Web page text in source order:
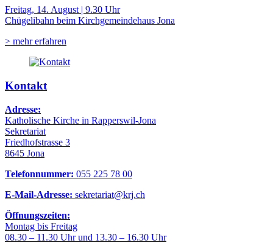
Freitag, 14. August | 9.30 Uhr
Chügelibahn beim Kirchgemeindehaus Jona
> mehr erfahren
Kontakt
Adresse:
Katholische Kirche in Rapperswil-Jona
Sekretariat
Friedhofstrasse 3
8645 Jona
Telefonnummer: 055 225 78 00
E-Mail-Adresse: sekretariat@krj.ch
Öffnungszeiten:
Montag bis Freitag
08.30 – 11.30 Uhr und 13.30 – 16.30 Uhr